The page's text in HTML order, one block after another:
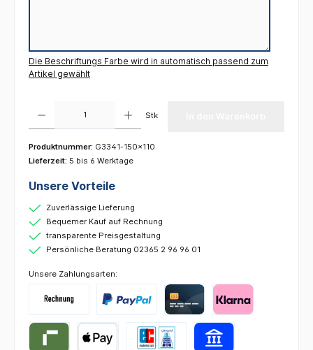
Die Beschriftungs Farbe wird in automatisch passend zum
Artikel gewählt
Stk
Produktnummer: G3341-150x110
Lieferzeit: 5 bis 6 Werktage
Unsere Vorteile
Zuverlässige Lieferung
Bequemer Kauf auf Rechnung
transparente Preisgestaltung
Persönliche Beratung 02365 2 96 96 01
Unsere Zahlungsarten: